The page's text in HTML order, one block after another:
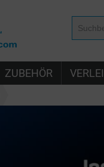
ZUBEHÖR